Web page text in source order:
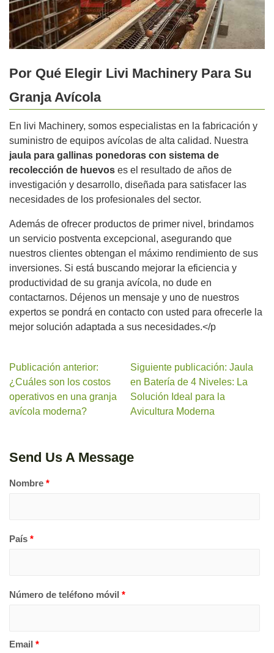
Por Qué Elegir Livi Machinery Para Su
Granja Avícola
En livi Machinery, somos especialistas en la fabricación y
suministro de equipos avícolas de alta calidad. Nuestra
jaula para gallinas ponedoras con sistema de
recolección de huevos es el resultado de años de
investigación y desarrollo, diseñada para satisfacer las
necesidades de los profesionales del sector.
Además de ofrecer productos de primer nivel, brindamos
un servicio postventa excepcional, asegurando que
nuestros clientes obtengan el máximo rendimiento de sus
inversiones. Si está buscando mejorar la eficiencia y
productividad de su granja avícola, no dude en
contactarnos. Déjenos un mensaje y uno de nuestros
expertos se pondrá en contacto con usted para ofrecerle la
mejor solución adaptada a sus necesidades.</p
Publicación anterior:
¿Cuáles son los costos
operativos en una granja
avícola moderna?
Siguiente publicación: Jaula
en Batería de 4 Niveles: La
Solución Ideal para la
Avicultura Moderna
Send Us A Message
Nombre *
País *
Número de teléfono móvil *
Email *